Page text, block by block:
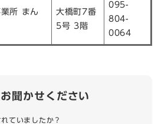
所 まん
大橋町7番
5号 3階
095-
804-
0064
聞かせください
ていましたか？